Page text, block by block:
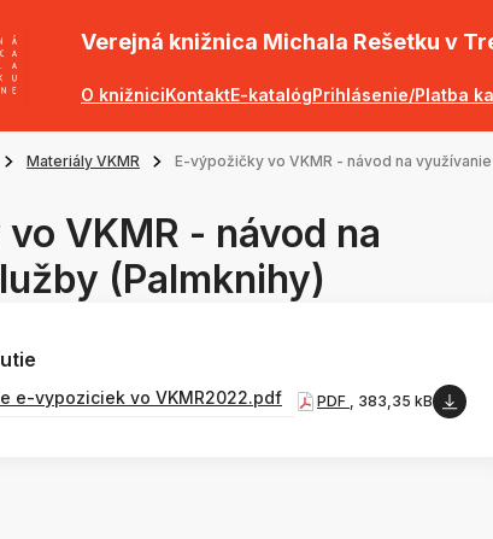
Verejná knižnica Michala Rešetku v
O knižniciKontaktE-katalógPrihlásenie/Platba
Materiály VKMR E-výpožičky vo VKMR - návod na
VKMR - návod na
(Palmknihy)
e-vypoziciek vo VKMR2022.pdf PDF , 383,35 kB